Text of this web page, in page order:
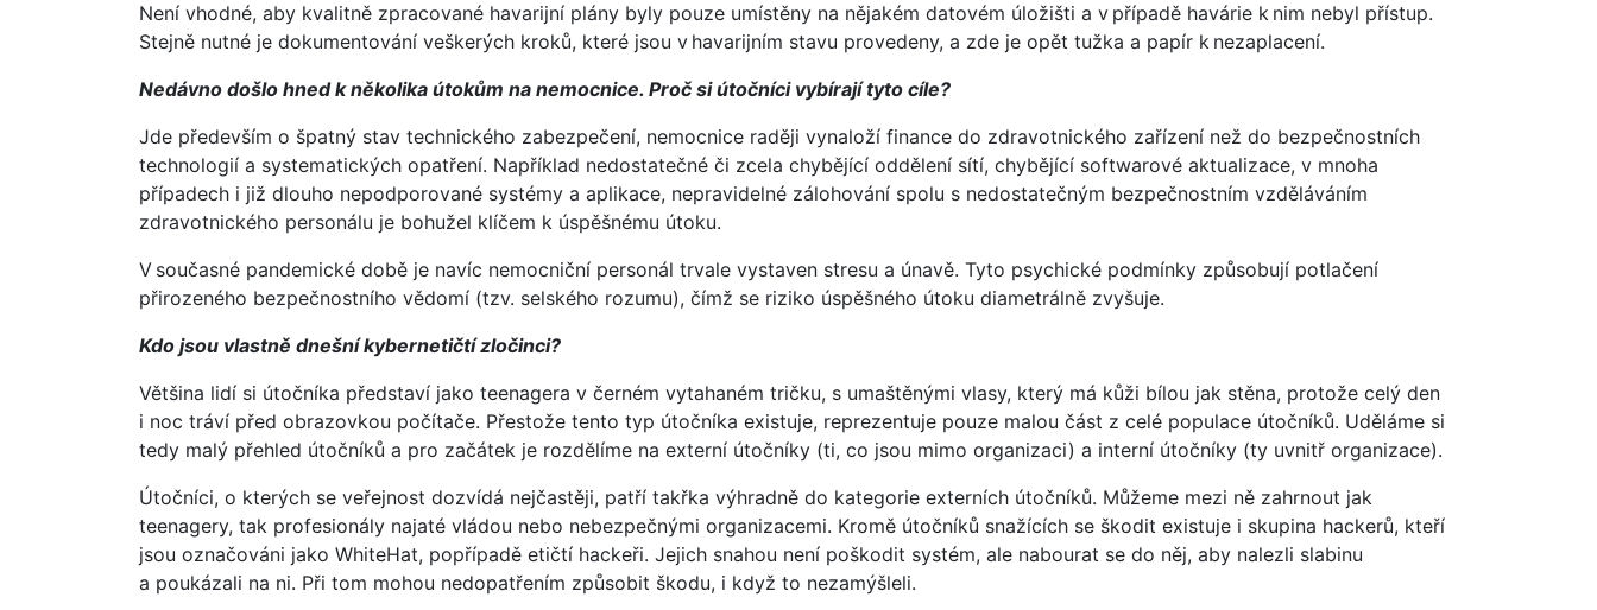
Není vhodné, aby kvalitně zpracované havarijní plány byly pouze umístěny na nějakém datovém úložišti a v případě havárie k nim nebyl přístup.
Stejně nutné je dokumentování veškerých kroků, které jsou v havarijním stavu provedeny, a zde je opět tužka a papír k nezaplacení.
Nedávno došlo hned k několika útokům na nemocnice. Proč si útočníci vybírají tyto cíle?
Jde především o špatný stav technického zabezpečení, nemocnice raději vynaloží finance do zdravotnického zařízení než do bezpečnostních
technologií a systematických opatření. Například nedostatečné či zcela chybějící oddělení sítí, chybějící softwarové aktualizace, v mnoha
případech i již dlouho nepodporované systémy a aplikace, nepravidelné zálohování spolu s nedostatečným bezpečnostním vzděláváním
zdravotnického personálu je bohužel klíčem k úspěšnému útoku.
V současné pandemické době je navíc nemocniční personál trvale vystaven stresu a únavě. Tyto psychické podmínky způsobují potlačení
přirozeného bezpečnostního vědomí (tzv. selského rozumu), čímž se riziko úspěšného útoku diametrálně zvyšuje.
Kdo jsou vlastně dnešní kybernetičtí zločinci?
Většina lidí si útočníka představí jako teenagera v černém vytahaném tričku, s umaštěnými vlasy, který má kůži bílou jak stěna, protože celý den
i noc tráví před obrazovkou počítače. Přestože tento typ útočníka existuje, reprezentuje pouze malou část z celé populace útočníků. Uděláme si
tedy malý přehled útočníků a pro začátek je rozdělíme na externí útočníky (ti, co jsou mimo organizaci) a interní útočníky (ty uvnitř organizace).
Útočníci, o kterých se veřejnost dozvídá nejčastěji, patří takřka výhradně do kategorie externích útočníků. Můžeme mezi ně zahrnout jak
teenagery, tak profesionály najaté vládou nebo nebezpečnými organizacemi. Kromě útočníků snažících se škodit existuje i skupina hackerů, kteří
jsou označováni jako WhiteHat, popřípadě etičtí hackeři. Jejich snahou není poškodit systém, ale nabourat se do něj, aby nalezli slabinu
a poukázali na ni. Při tom mohou nedopatřením způsobit škodu, i když to nezamýšleli.